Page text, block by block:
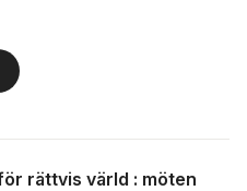
Totalt antal röster:
rättvis värld : möten